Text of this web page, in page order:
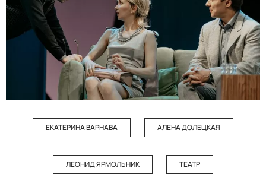
ЕКАТЕРИНА ВАРНАВА АЛЕНА ДОЛЕЦКАЯ
ЛЕОНИД ЯРМОЛЬНИК ТЕАТР